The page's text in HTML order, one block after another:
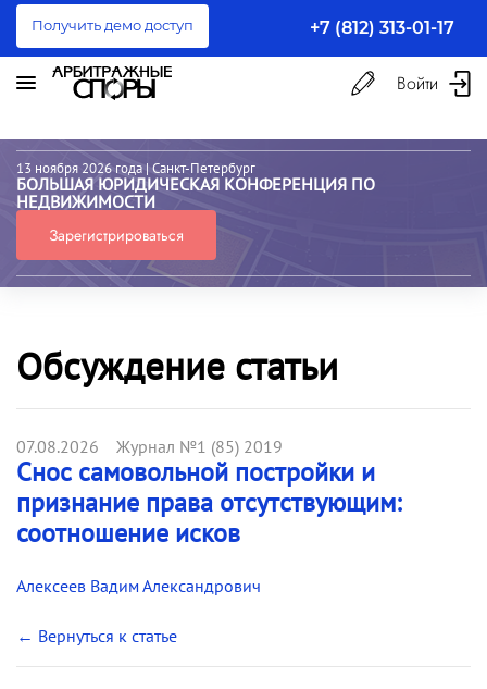
Получить демо доступ +7 (812) 313-01-17
Войти
13 ноября 2026 года | Санкт-Петербург
БОЛЬШАЯ ЮРИДИЧЕСКАЯ КОНФЕРЕНЦИЯ ПО
НЕДВИЖИМОСТИ
Зарегистрироваться
Обсуждение статьи
07.08.2026 Журнал №1 (85) 2019
Снос самовольной постройки и
признание права отсутствующим:
соотношение исков
Алексеев Вадим Александрович
← Вернуться к статье